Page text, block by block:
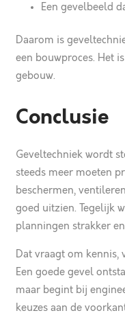
Een gevelbeeld
Daarom is
een bouwproces. Het
gebouw.
Conclusie
Geveltechniek wordt
steeds meer moeten
beschermen,
goed uitzien. Tegelijk
planningen strakker
Dat vraagt om kennis,
Een goede gevel
maar begint bij
keuzes aan de